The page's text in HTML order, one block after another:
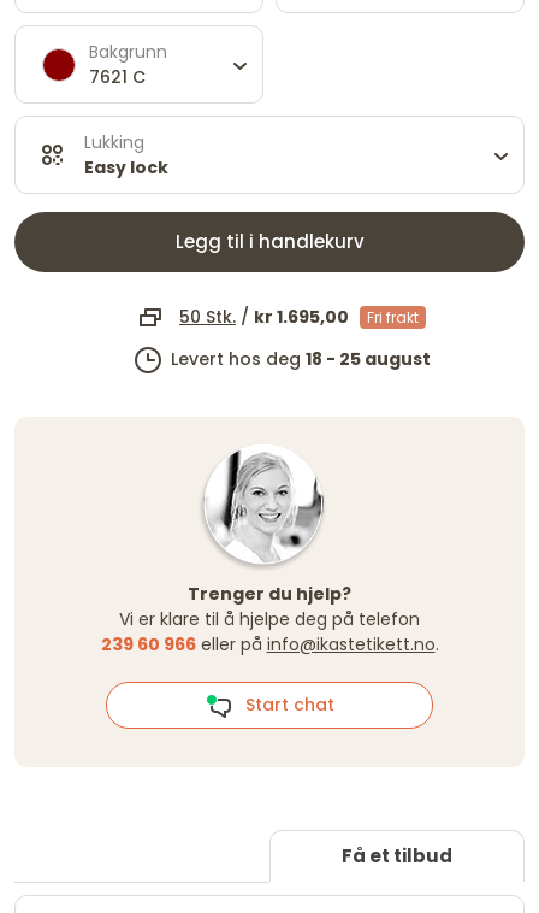
Bakgrunn
7621 C
Lukking
Easy lock
Legg til i handlekurv
50 Stk. / kr 1.695,00 Fri frakt
Levert hos deg 18 - 25 august
Trenger du hjelp?
Vi er klare til å hjelpe deg på telefon
239 60 966 eller på info@ikastetikett.no.
Start chat
Få et tilbud